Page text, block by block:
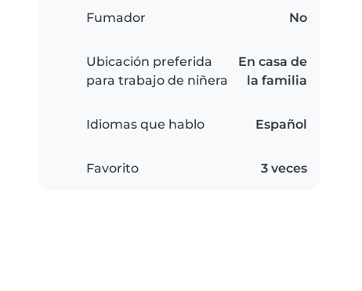
Fumador No
Ubicación preferida
para trabajo de niñera
En casa de
la familia
Idiomas que hablo Español
Favorito 3 veces